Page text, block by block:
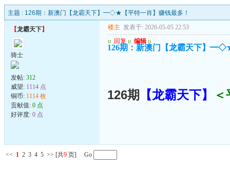
主题 : 126期：新澳门【龙霸天下】━◇★【平特一肖】赚钱最多！
【龙霸天下】
骑士
发帖: 312
威望: 1114 点
铜币: 1114 枚
贡献值: 0 点
好评度: 0 点
楼主 发表于: 2026-05-05 22:53
u 回复 u 编辑 u
126期：新澳门【龙霸天下】
126期 【龙霸天下】
<< 1 2 3 4 5 >> [共9 页] Go